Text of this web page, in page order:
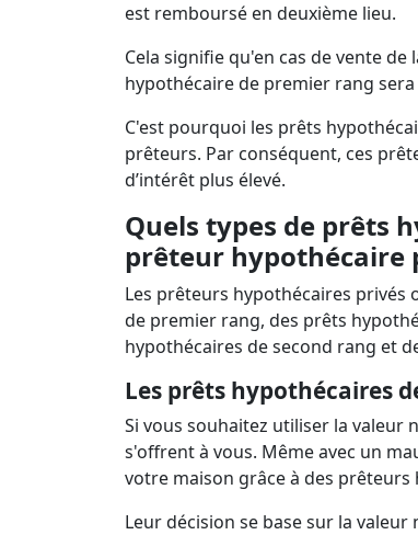
est remboursé en deuxième lieu.
Cela signifie qu'en cas de vente
hypothécaire de premier rang
C'est pourquoi les prêts
prêteurs. Par conséquent, ces
d’intérêt plus élevé.
Quels types de prêts
prêteur hypothécaire
Les prêteurs hypothécaires
de premier rang, des prêts
hypothécaires de second rang et
Les prêts hypothécaires
Si vous souhaitez utiliser la
s'offrent à vous. Même avec un
votre maison grâce à des prêteurs
Leur décision se base sur la